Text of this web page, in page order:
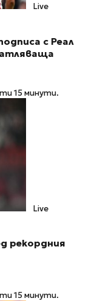
Live
с Реал
15 минути.
Live
рекордния
15 минути.